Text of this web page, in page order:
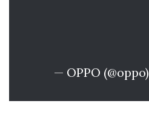
— OPPO (@oppo)